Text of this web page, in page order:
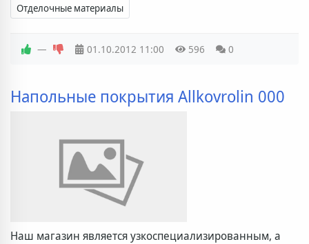
Отделочные материалы
— 01.10.2012 11:00 596 0
Напольные покрытия Allkovrolin 000
Наш магазин является узкоспециализированным, а